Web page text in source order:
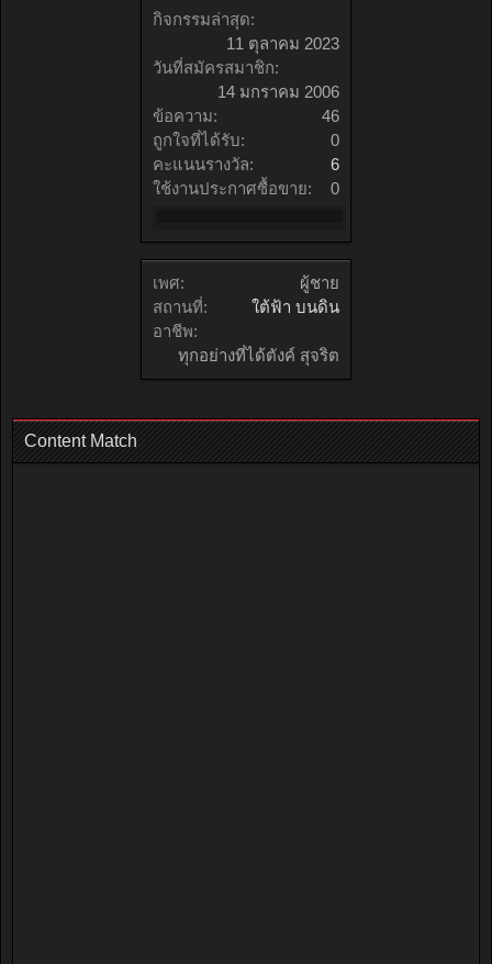
กิจกรรมล่าสุด:
11 ตุลาคม 2023
วันที่สมัครสมาชิก:
14 มกราคม 2006
ข้อความ:
46
ถูกใจที่ได้รับ:
0
คะแนนรางวัล:
6
ใช้งานประกาศซื้อขาย:
0
เพศ:
ผู้ชาย
สถานที่:
ใต้ฟ้า บนดิน
อาชีพ:
ทุกอย่างที่ได้ตังค์ สุจริต
Content Match